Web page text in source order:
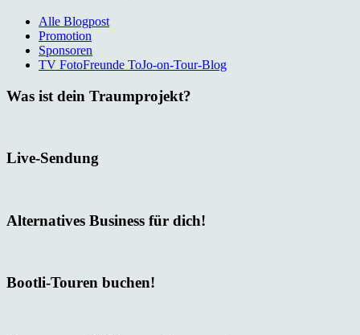
Alle Blogpost
Promotion
Sponsoren
TV FotoFreunde ToJo-on-Tour-Blog
Was ist dein Traumprojekt?
Live-Sendung
Alternatives Business für dich!
Bootli-Touren buchen!